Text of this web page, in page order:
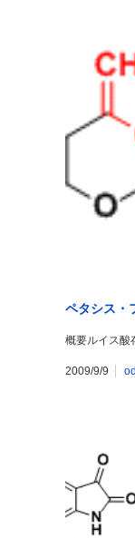
ペタシス・
概要ルイス酸
2009/9/9